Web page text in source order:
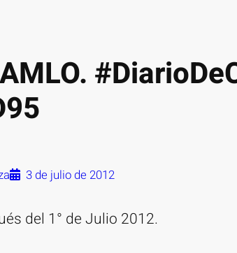
3 de julio de 2012
del 1° de Julio 2012.